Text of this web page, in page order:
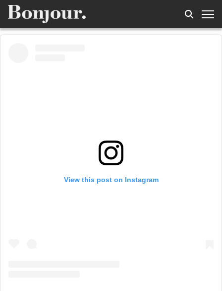
View this post on Instagram